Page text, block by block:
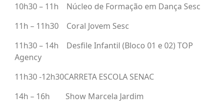
10h30 – 11h Núcleo de Formação em Dança Sesc
11h – 11h30 Coral Jovem Sesc
11h30 – 14h Desfile Infantil (Bloco 01 e 02) TOP
Agency
11h30 -12h30CARRETA ESCOLA SENAC
14h – 16h Show Marcela Jardim